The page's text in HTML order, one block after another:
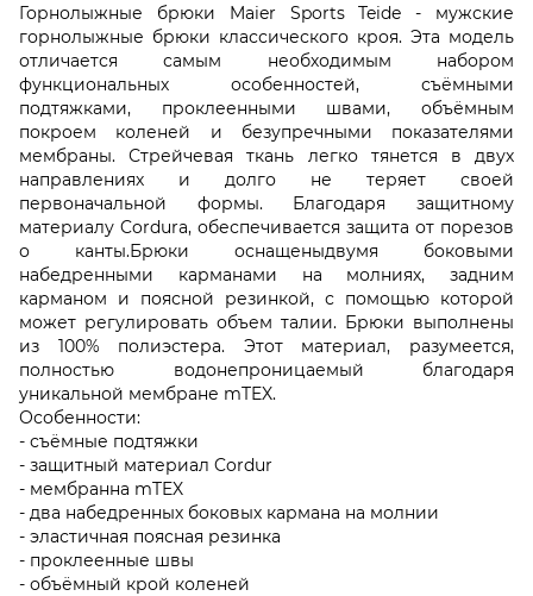
Горнолыжные брюки Maier Sports Teide - мужские
горнолыжные брюки классического кроя. Эта модель
отличается самым необходимым набором
функциональных особенностей, съёмными
подтяжками, проклеенными швами, объёмным
покроем коленей и безупречными показателями
мембраны. Стрейчевая ткань легко тянется в двух
направлениях и долго не теряет своей
первоначальной формы. Благодаря защитному
материалу Cordura, обеспечивается защита от порезов
о канты.Брюки оснащеныдвумя боковыми
набедренными карманами на молниях, задним
карманом и поясной резинкой, с помощью которой
может регулировать объем талии. Брюки выполнены
из 100% полиэстера. Этот материал, разумеется,
полностью водонепроницаемый благодаря
уникальной мембране mTEX.
Особенности:
- съёмные подтяжки
- защитный материал Cordur
- мембранна mTEX
- два набедренных боковых кармана на молнии
- эластичная поясная резинка
- проклеенные швы
- объёмный крой коленей